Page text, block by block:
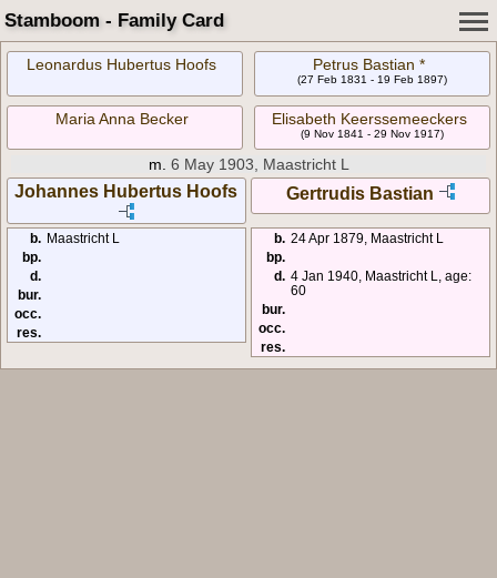
Stamboom - Family Card
Leonardus Hubertus Hoofs Petrus Bastian *
(27 Feb 1831 - 19 Feb 1897)
Maria Anna Becker Elisabeth Keerssemeeckers
(9 Nov 1841 - 29 Nov 1917)
m. 6 May 1903, Maastricht L
Johannes Hubertus Hoofs Gertrudis Bastian
b. Maastricht L
bp.
d.
bur.
occ.
res.
b. 24 Apr 1879, Maastricht L
bp.
d. 4 Jan 1940, Maastricht L, age:
60
bur.
occ.
res.